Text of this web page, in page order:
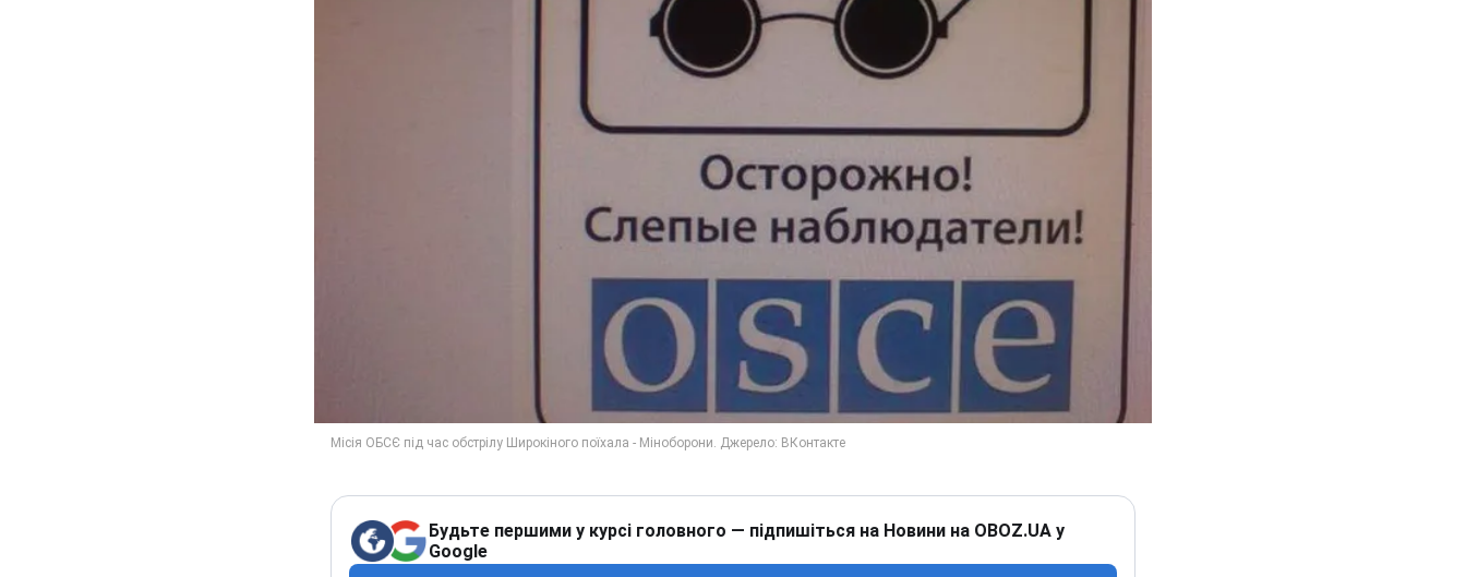
Будьте першими у курсі головного — підпишіться на Новини на OBOZ.UA у
Google